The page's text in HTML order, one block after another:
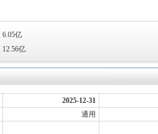
6.05亿
12.56亿
2025-12-31
通用